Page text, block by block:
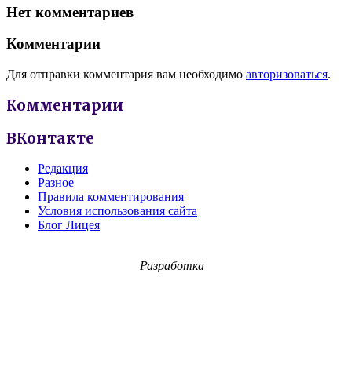
Нет комментариев
Комментарии
Для отправки комментария вам необходимо авторизоваться.
Комментарии
ВКонтакте
Редакция
Разное
Правила комментирования
Условия использования сайта
Блог Лицея
Разработка